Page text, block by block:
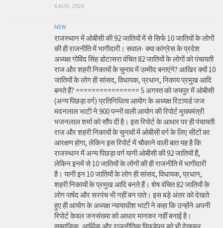
6 AUG, 2026
NEW
राजस्थान में ओबीसी की 92 जातियों में से सिर्फ 10 जातियों के लोगों
की ही राजनीति में भागीदारी। सवाल- क्या कांग्रेस के प्रदेश
अध्यक्ष गोविंद सिंह डोटासरा वंचित 82 जातियों के लोगों को पंचायती
राज और शहरी निकायों के चुनाव में उम्मीद बनाएंगे? आखिर क्यों 10
जातियों के लोग ही सांसद, विधायक, प्रधान, निकाय प्रमुख आदि
बनते हैं? ================ 5 अगस्त को जयपुर में ओबीसी
(अन्य पिछड़ा वर्ग) प्रतिनिधित्व आयोग के अध्यक्ष रिटायर्ड जज
मदनलाल भाटी ने 900 पन्नों वाली आयोग की रिपोर्ट मुख्यमंत्री
भजनलाल शर्मा को सौंप दी है। इस रिपोर्ट के आधार पर ही पंचायती
राज और शहरी निकायों के चुनावों में ओबीसी वर्ग के लिए सीटों का
आरक्षण होगा, लेकिन इस रिपोर्ट में चौकाने वाली बात यह है कि
राजस्थान में अन्य पिछड़ा वर्ग यानी ओबीसी की 92 जातियों हैं,
लेकिन इनमें से 10 जातियों के लोगों की ही राजनीति में भागीदारी
है। यानी इन 10 जातियों के लोग ही सांसद, विधायक, प्रधान,
शहरी निकायों के प्रमुख आदि बनते हैं। शेष वंचित 82 जातियों के
लोग पार्षद और सरपंच भी नहीं बन पाते। इस बड़े अंतर को देखते
हुए ही आयोग के अध्यक्ष न्यायाधीश भाटी ने कहा कि उन्होंने अपनी
रिपोर्ट केवल जनसंख्या को आधार मानकर नहीं बनाई है।